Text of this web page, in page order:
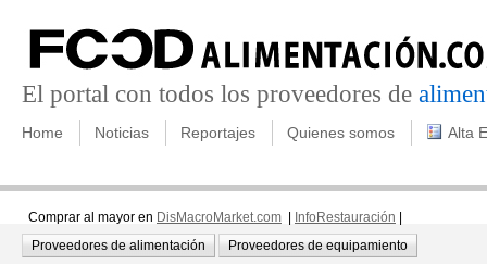
El portal con todos los proveedores de
Home Noticias Reportajes Quienes somos Alta
Comprar al mayor en DisMacroMarket.com InfoRestauración
Proveedores de alimentación
Proveedores de equipamiento